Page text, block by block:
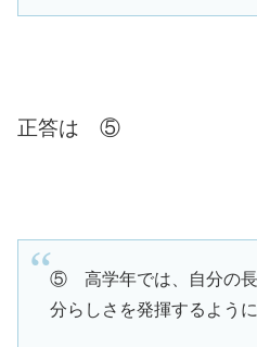
正答は ⑤
⑤ 高学年では、自分の長
分らしさを発揮するよう